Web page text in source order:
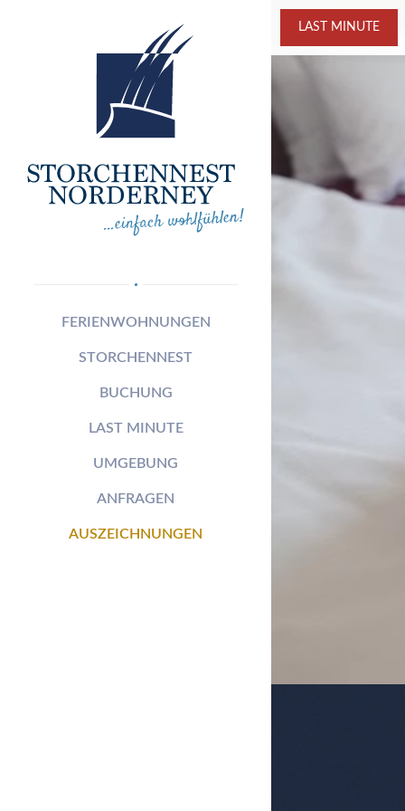
FERIENWOHNUNGEN
STORCHENNEST
BUCHUNG
LAST MINUTE
UMGEBUNG
ANFRAGEN
AUSZEICHNUNGEN
LAST MINUTE